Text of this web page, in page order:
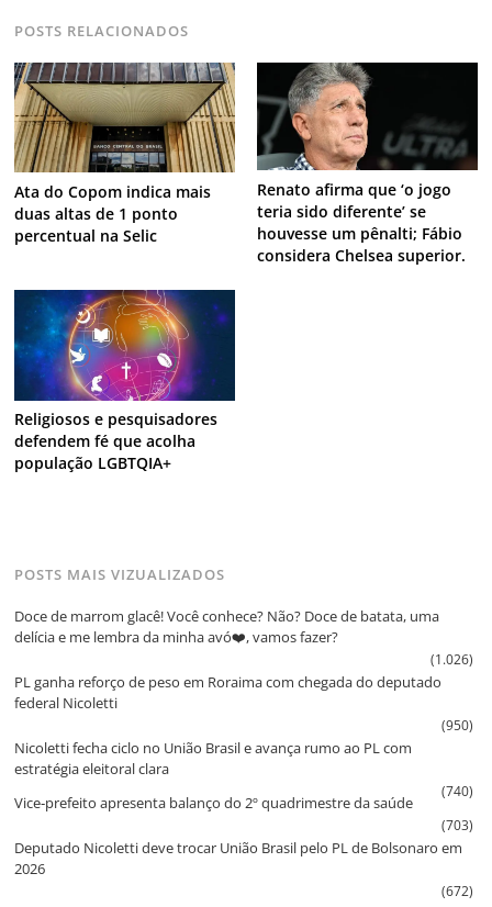
POSTS RELACIONADOS
Ata do Copom indica mais
duas altas de 1 ponto
percentual na Selic
Renato afirma que ‘o jogo
teria sido diferente’ se
houvesse um pênalti; Fábio
considera Chelsea superior.
Religiosos e pesquisadores
defendem fé que acolha
população LGBTQIA+
POSTS MAIS VIZUALIZADOS
Doce de marrom glacê! Você conhece? Não? Doce de batata, uma
delícia e me lembra da minha avó❤️, vamos fazer?
(1.026)
PL ganha reforço de peso em Roraima com chegada do deputado
federal Nicoletti
(950)
Nicoletti fecha ciclo no União Brasil e avança rumo ao PL com
estratégia eleitoral clara
(740)
Vice‑prefeito apresenta balanço do 2º quadrimestre da saúde
(703)
Deputado Nicoletti deve trocar União Brasil pelo PL de Bolsonaro em
2026
(672)